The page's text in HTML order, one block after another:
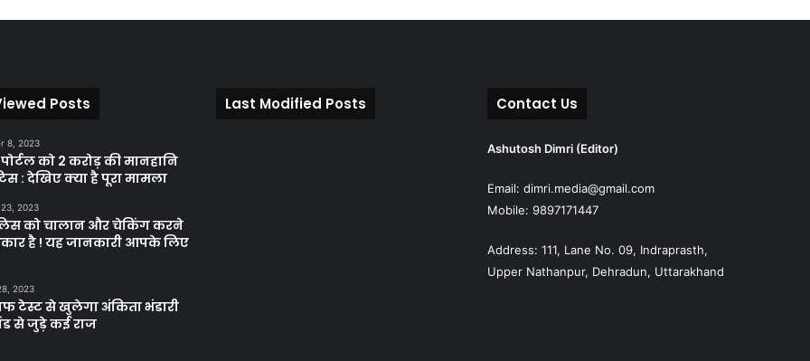
Posts
8, 2023
को 2 करोड़ की मानहानि
: देखिए क्या है पूरा मामला
2023
को चालान और चेकिंग करने
है ! यह जानकारी आपके लिए
2023
टेस्ट से खुलेगा अंकिता भंडारी
से जुड़े कई राज
Last Modified Posts Contact Us
Ashutosh Dimri (Editor)
Email: dimri.media@gmail.com
Mobile: 9897171447
Address: 111, Lane No. 09, Indraprasth,
Upper Nathanpur, Dehradun, Uttarakhand